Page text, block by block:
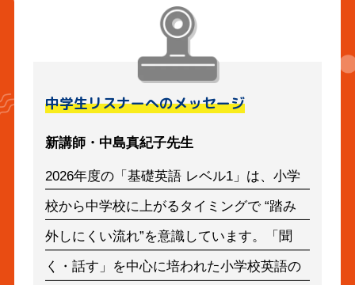
中学生リスナーへのメッセージ
新講師・中島真紀子先生
2026年度の「基礎英語 レベル1」は、小学
校から中学校に上がるタイミングで “踏み
外しにくい流れ”を意識しています。「聞
く・話す」を中心に培われた小学校英語の